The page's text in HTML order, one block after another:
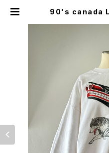
90's canada